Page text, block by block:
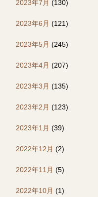
2023年7月 (130)
2023年6月 (121)
2023年5月 (245)
2023年4月 (207)
2023年3月 (135)
2023年2月 (123)
2023年1月 (39)
2022年12月 (2)
2022年11月 (5)
2022年10月 (1)